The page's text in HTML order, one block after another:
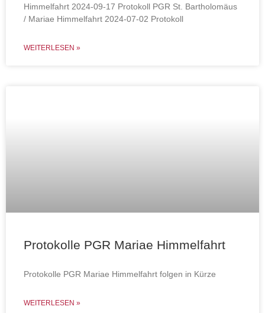
Himmelfahrt 2024-09-17 Protokoll PGR St. Bartholomäus
/ Mariae Himmelfahrt 2024-07-02 Protokoll
WEITERLESEN »
Protokolle PGR Mariae Himmelfahrt
Protokolle PGR Mariae Himmelfahrt folgen in Kürze
WEITERLESEN »